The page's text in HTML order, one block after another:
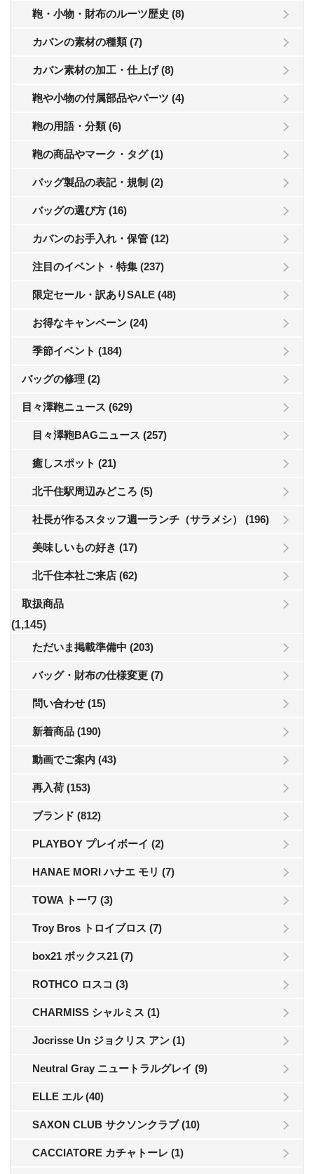
鞄・小物・財布のルーツ歴史 (8)
カバンの素材の種類 (7)
カバン素材の加工・仕上げ (8)
鞄や小物の付属部品やパーツ (4)
鞄の用語・分類 (6)
鞄の商品やマーク・タグ (1)
バッグ製品の表記・規制 (2)
バッグの選び方 (16)
カバンのお手入れ・保管 (12)
注目のイベント・特集 (237)
限定セール・訳ありSALE (48)
お得なキャンペーン (24)
季節イベント (184)
バッグの修理 (2)
目々澤鞄ニュース (629)
目々澤鞄BAGニュース (257)
癒しスポット (21)
北千住駅周辺みどころ (5)
社長が作るスタッフ週一ランチ（サラメシ） (196)
美味しいもの好き (17)
北千住本社ご来店 (62)
取扱商品
(1,145)
ただいま掲載準備中 (203)
バッグ・財布の仕様変更 (7)
問い合わせ (15)
新着商品 (190)
動画でご案内 (43)
再入荷 (153)
ブランド (812)
PLAYBOY プレイボーイ (2)
HANAE MORI ハナエ モリ (7)
TOWA トーワ (3)
Troy Bros トロイブロス (7)
box21 ボックス21 (7)
ROTHCO ロスコ (3)
CHARMISS シャルミス (1)
Jocrisse Un ジョクリス アン (1)
Neutral Gray ニュートラルグレイ (9)
ELLE エル (40)
SAXON CLUB サクソンクラブ (10)
CACCIATORE カチャトーレ (1)